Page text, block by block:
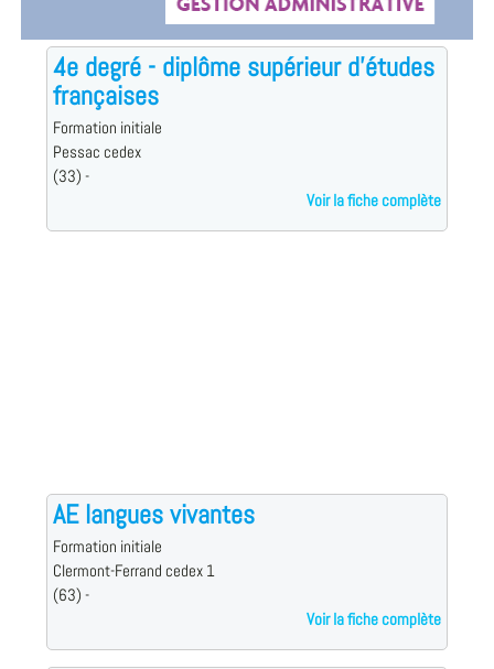
4e degré - diplôme supérieur d'études
françaises
Formation initiale
Pessac cedex
(33) -
Voir la fiche complète
AE langues vivantes
Formation initiale
Clermont-Ferrand cedex 1
(63) -
Voir la fiche complète